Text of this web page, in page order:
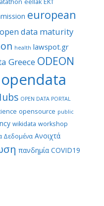
eellak EKT
european
data maturity
health lawspot.gr
Greece ODEON
opendata
OPEN DATA PORTAL
opensource public
wikidata workshop
Δεδομένα Ανοιχτά
πανδημία COVID19